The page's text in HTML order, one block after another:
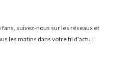
suivez-nous sur les réseaux et
les matins dans votre fil d'actu !